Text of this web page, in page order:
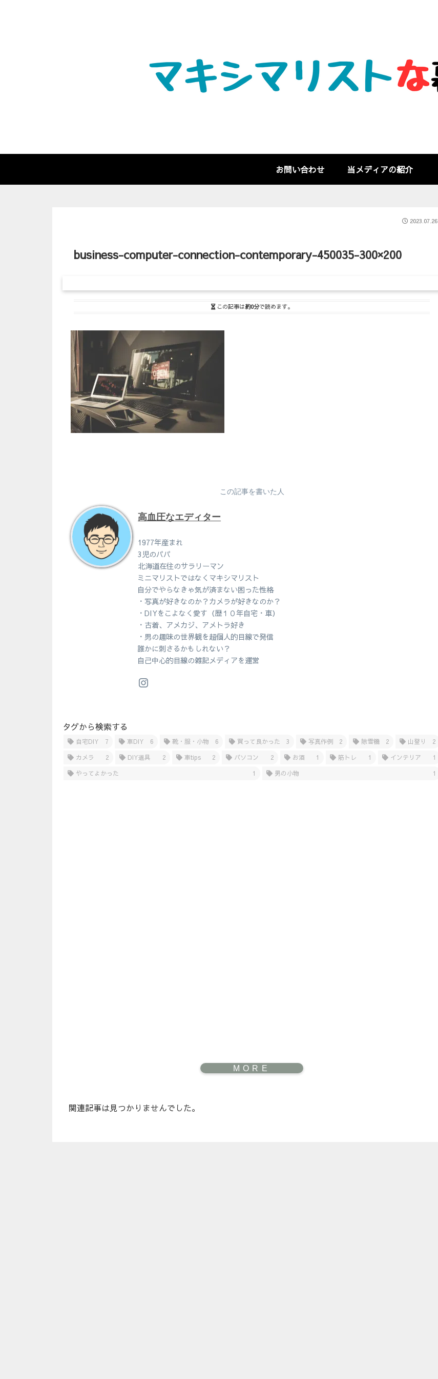
お問い合わせ 当メディアの紹介
business-computer-connection-contemporary-450035-300×200
2023.07.26
この記事は約0分で読めます。
この記事を書いた人
高血圧なエディター
1977年産まれ
3児のパパ
北海道在住のサラリーマン
ミニマリストではなくマキシマリスト
自分でやらなきゃ気が済まない困った性格
・写真が好きなのか？カメラが好きなのか？
・DIYをこよなく愛す（歴１０年自宅・車）
・古着、アメカジ、アメトラ好き
・男の趣味の世界観を超個人的目線で発信
誰かに刺さるかもしれない？
自己中心的目線の雑記メディアを運営
タグから検索する
自宅DIY 7 車DIY 6 靴・服・小物 6 買って良かった 3 写真作例 2 除雪機 2 山登り
2
カメラ
2 DIY道具 2 車tips 2 パソコン 2 お酒 1 筋トレ 1 インテリア
1
やってよかった
1 男の小物 1
関連記事は見つかりませんでした。